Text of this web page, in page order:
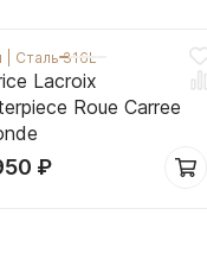
Сталь 316L
Lacroix
Roue Carree
₽